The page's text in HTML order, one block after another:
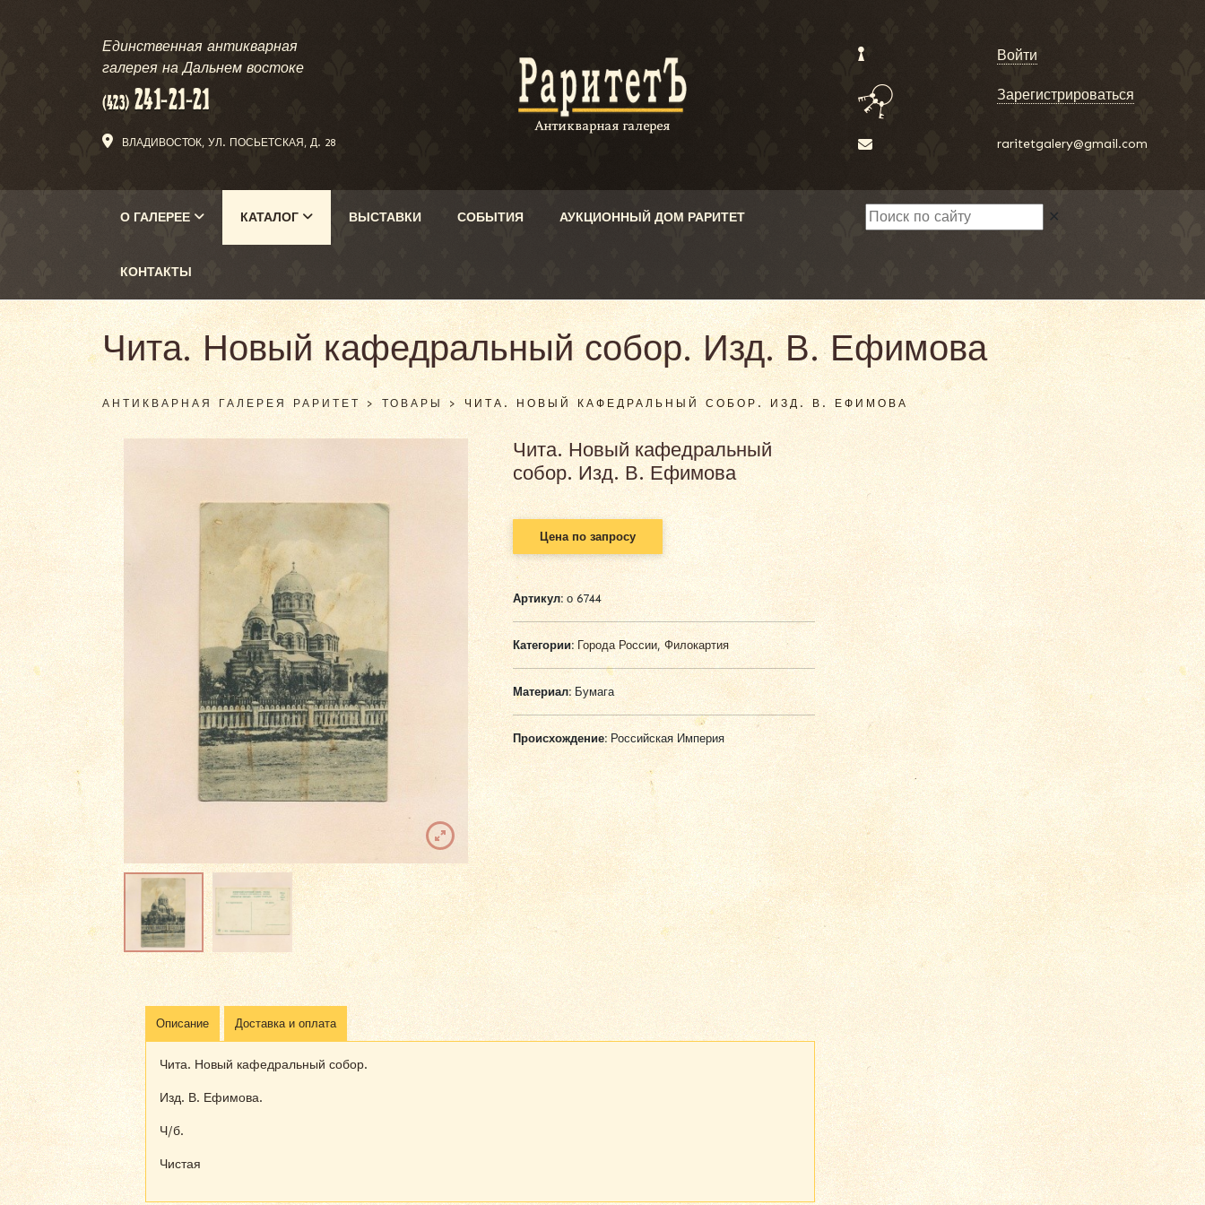
Единственная антикварная
галерея на Дальнем востоке
ВЛАДИВОСТОК, УЛ. ПОСЬЕТСКАЯ, Д. 28
Войти
Зарегистрироваться
raritetgalery@gmail.com
О ГАЛЕРЕЕ КАТАЛОГ ВЫСТАВКИ СОБЫТИЯ АУКЦИОННЫЙ ДОМ РАРИТЕТ
КОНТАКТЫ
✕
Чита. Новый кафедральный собор. Изд. В. Ефимова
АНТИКВАРНАЯ ГАЛЕРЕЯ РАРИТЕТ >ТОВАРЫ> ЧИТА. НОВЫЙ КАФЕДРАЛЬНЫЙ СОБОР. ИЗД. В. ЕФИМОВА
Чита. Новый кафедральный
собор. Изд. В. Ефимова
Цена по запросу
Артикул:о 6744
Категории: Города России,Филокартия
Материал:Бумага
Происхождение:Российская Империя
Описание Доставка и оплата
Чита. Новый кафедральный собор.
Изд. В. Ефимова.
Ч/б.
Чистая